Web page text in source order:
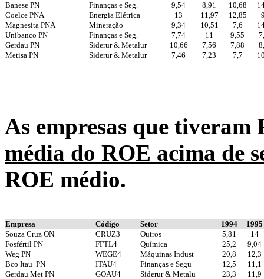
Banese PN
Finanças e Seg. 9,54 8,91 10,68
Coelce PNA
Energia Elétrica 13 11,97 12,85
Magnesita PNA
Mineração 9,34 10,51 7,6
Unibanco PN
Finanças e Seg. 7,74 11 9,55
Gerdau PN
Siderur & Metalur 10,66 7,56 7,88
Metisa PN
Siderur & Metalur 7,46 7,23 7,7
As empresas que
média do ROE acima de
ROE médio.
Empresa Código Setor 1994
1995
Souza Cruz ON
CRUZ3 Outros 5,81
14
Fosfértil PN
FFTL4 Química 25,2
9,04
Weg PN
WEGE4 Máquinas Indust 20,8
12,3
Bco Itau PN ITAU4 Finanças e Segu 12,5
11,1
Gerdau Met PN
GOAU4 Siderur & Metalu 23,3
11,9